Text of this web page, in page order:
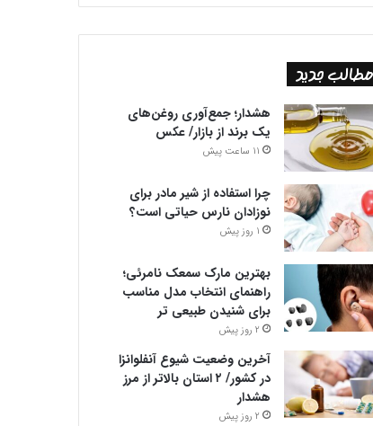
مطالب جدید
هشدار؛ جمع‌آوری روغن‌های
یک برند از بازار/ عکس
11 ساعت پیش
چرا استفاده از شیر مادر برای
نوزادان نارس حیاتی است؟
1 روز پیش
بهترین مارک سمعک نامرئی؛
راهنمای انتخاب مدل مناسب
برای شنیدن طبیعی تر
2 روز پیش
آخرین وضعیت شیوع آنفلوانزا
در کشور/ ۲ استان بالاتر از مرز
هشدار
2 روز پیش